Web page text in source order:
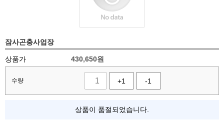
잠사곤충사업장
상품가 430,650원
수량 +1 -1
상품이 품절되었습니다.